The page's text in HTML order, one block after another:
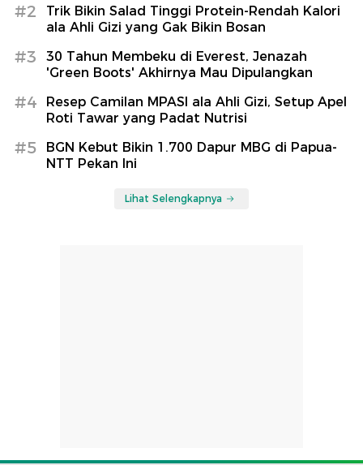
#2
Trik Bikin Salad Tinggi Protein-Rendah Kalori
ala Ahli Gizi yang Gak Bikin Bosan
#3
30 Tahun Membeku di Everest, Jenazah
'Green Boots' Akhirnya Mau Dipulangkan
#4
Resep Camilan MPASI ala Ahli Gizi, Setup Apel
Roti Tawar yang Padat Nutrisi
#5
BGN Kebut Bikin 1.700 Dapur MBG di Papua-
NTT Pekan Ini
Lihat Selengkapnya